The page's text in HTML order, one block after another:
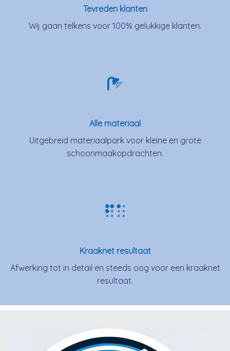
Tevreden klanten
Wij gaan telkens voor 100% gelukkige klanten.
Alle materiaal
Uitgebreid materiaalpark voor kleine en grote
schoonmaakopdrachten.
Kraaknet resultaat
Afwerking tot in detail en steeds oog voor een kraaknet
resultaat.